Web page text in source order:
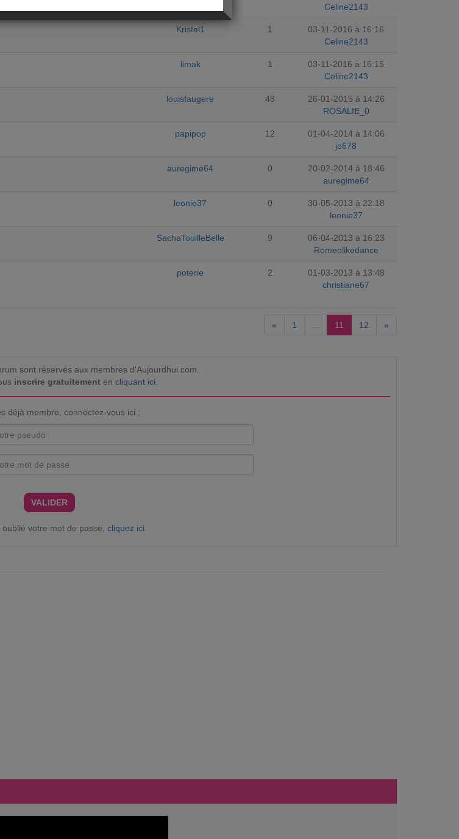
Celine2143
Kristel1 1
03-11-2016 à 16:16
Celine2143
limak 1
03-11-2016 à 16:15
Celine2143
louisfaugere 48
26-01-2015 à 14:26
ROSALIE_0
papipop 12
01-04-2014 à 14:06
jo678
auregime64 0
20-02-2014 à 18:46
auregime64
leonie37 0
30-05-2013 à 22:18
leonie37
SachaTouilleBelle 9
06-04-2013 à 16:23
Romeolikedance
poterie 2
01-03-2013 à 13:48
christiane67
« 1 11 12 »
sont réservés aux membres d'Aujourdhui.com.
inscrire gratuitementen cliquant ici
déjà membre, connectez-vous ici :
VALIDER
oublié votre mot de passe,cliquez ici